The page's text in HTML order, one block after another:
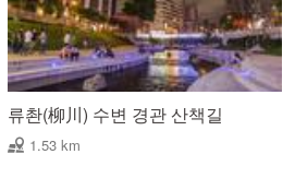
류촨(柳川) 수변 경관 산책길
1.53 km